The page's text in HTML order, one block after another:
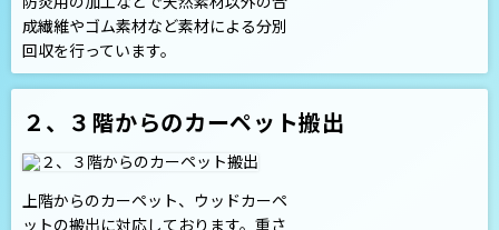
成繊維やゴム素材など素材による分別
回収を行っています。
２、３階からのカーペット搬出
上階からのカーペット、ウッドカーペ
ットの搬出に対応しております。重さ